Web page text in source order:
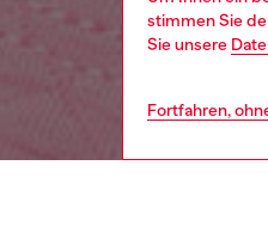
stimmen Sie
Sie unsere
Fortfahren,